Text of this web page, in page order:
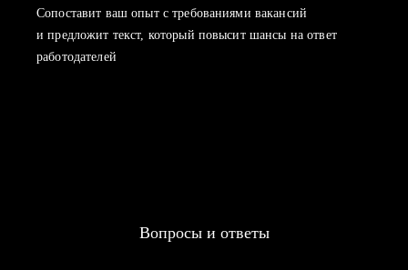
Сопоставит ваш опыт с требованиями вакансий
и предложит текст, который повысит шансы на ответ
работодателей
Вопросы и ответы